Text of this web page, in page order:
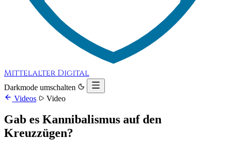
Mittelalter Digital
Darkmode umschalten
Videos
Video
Gab es Kannibalismus auf den
Kreuzzügen?